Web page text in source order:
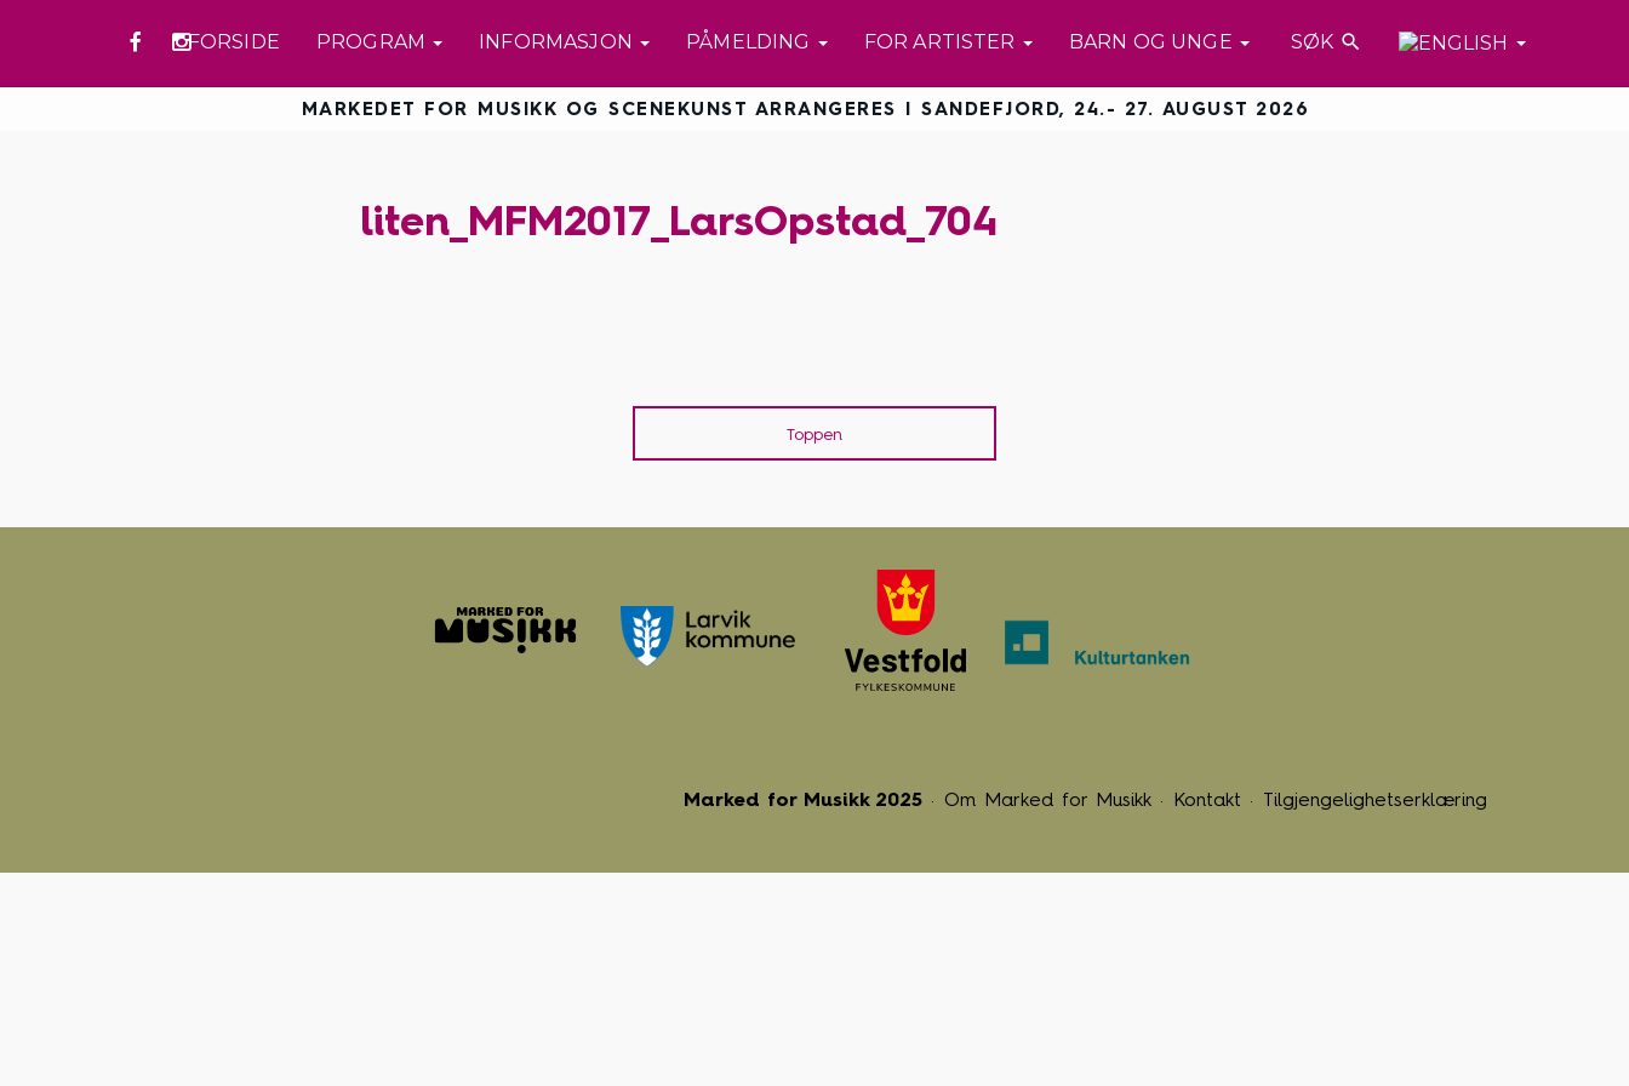
FORSIDE PROGRAM INFORMASJON PÅMELDING FOR ARTISTER BARN OG UNGE SØK 
MARKEDET FOR MUSIKK OG SCENEKUNST ARRANGERES I SANDEFJORD, 24.- 27. AUGUST 2026
liten_MFM2017_LarsOpstad_704
Toppen
Marked for Musikk 2025 Om Marked for Musikk Kontakt Tilgjengelighetserklæring